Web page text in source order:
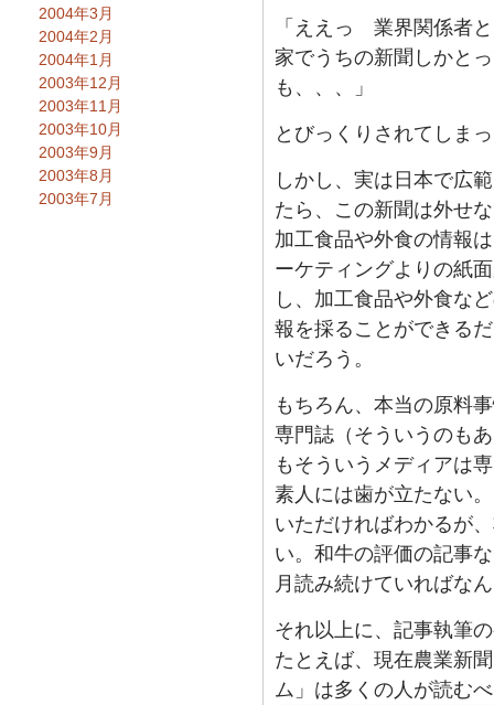
「ええっ 業界関係者
家でうちの新聞しかと
も、、、」
とびっくりされてしま
しかし、実は日本で広
たら、この新聞は外せ
加工食品や外食の情報
ーケティングよりの紙
し、加工食品や外食な
報を採ることができる
いだろう。
もちろん、本当の原料
専門誌（そういうのも
もそういうメディアは
素人には歯が立たない
いただければわかるが
い。和牛の評価の記事
月読み続けていればな
それ以上に、記事執筆
たとえば、現在農業新
ム」は多くの人が読む
2004年3月
2004年2月
2004年1月
2003年12月
2003年11月
2003年10月
2003年9月
2003年8月
2003年7月